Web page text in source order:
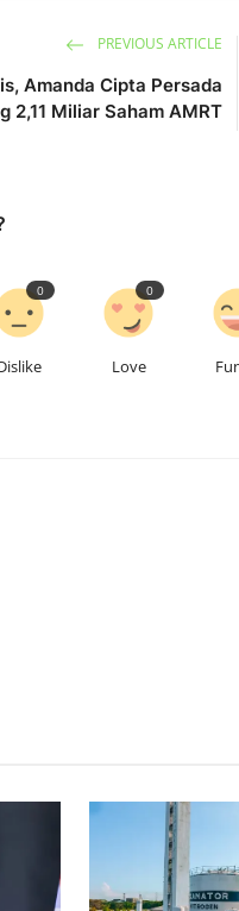
PREVIOUS ARTICLE
Amanda Cipta Persada
2,11 Miliar Saham AMRT
0
Love
0